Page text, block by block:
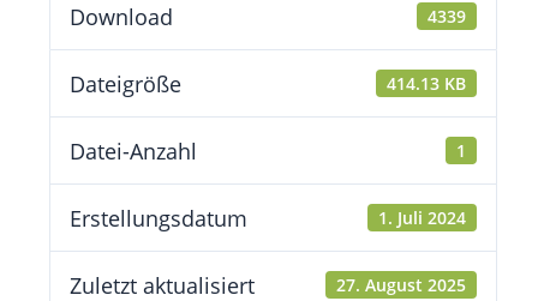
Download 4339
Dateigröße 414.13 KB
Datei-Anzahl 1
Erstellungsdatum 1. Juli 2024
Zuletzt aktualisiert 27. August 2025